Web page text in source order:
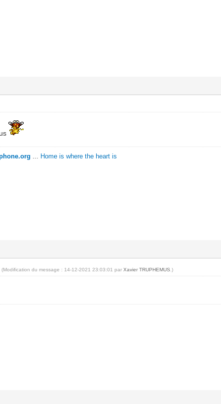
... Home is where the heart is
(Modification du message : 14-12-2021 23:03:01 parXavier TRUPHEMUS .)